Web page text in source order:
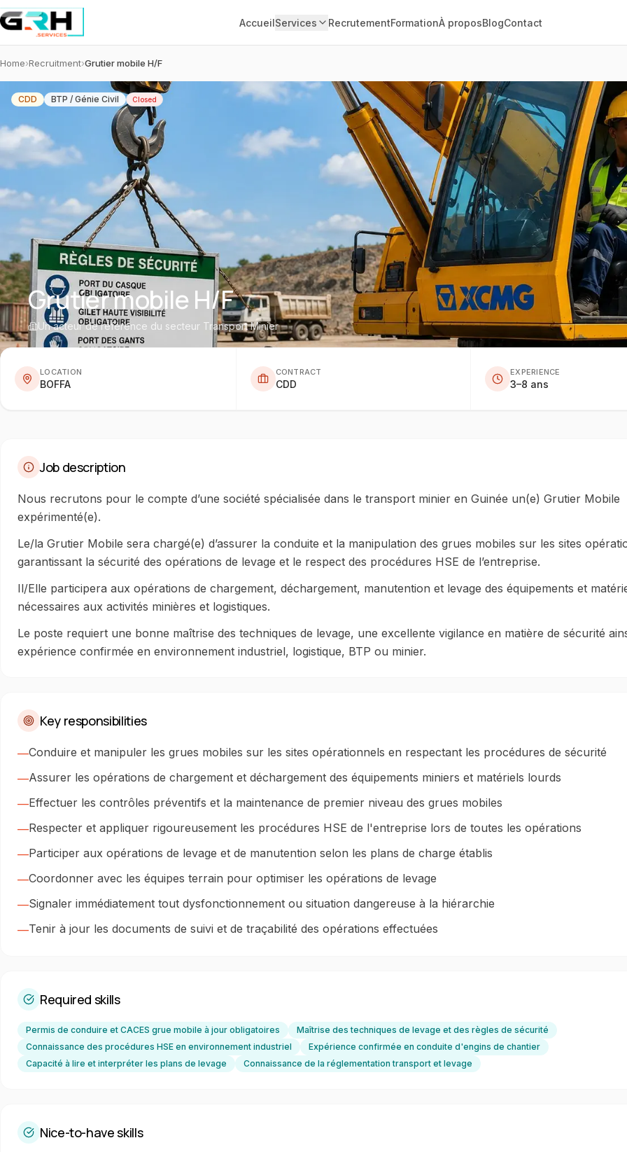
Aller au contenu principal
AccueilServices RecrutementFormationÀ proposBlogContact
Home›Recruitment›Grutier mobile H/F
CDD BTP / Génie Civil Closed
Grutier mobile H/F
Un acteur de référence du secteur Transport Minier
LOCATION
BOFFA
CONTRACT
CDD
EXPERIENCE
3–8 ans
Job description
Nous recrutons pour le compte d’une société spécialisée dans le transport minier en Guinée un(e) Grutier Mobile
expérimenté(e).
Le/la Grutier Mobile sera chargé(e) d’assurer la conduite et la manipulation des grues mobiles sur les sites
garantissant la sécurité des opérations de levage et le respect des procédures HSE de l’entreprise.
Il/Elle participera aux opérations de chargement, déchargement, manutention et levage des équipements et
nécessaires aux activités minières et logistiques.
Le poste requiert une bonne maîtrise des techniques de levage, une excellente vigilance en matière de sécurité
expérience confirmée en environnement industriel, logistique, BTP ou minier.
Key responsibilities
—Conduire et manipuler les grues mobiles sur les sites opérationnels en respectant les procédures de sécurité
—Assurer les opérations de chargement et déchargement des équipements miniers et matériels lourds
—Effectuer les contrôles préventifs et la maintenance de premier niveau des grues mobiles
—Respecter et appliquer rigoureusement les procédures HSE de l'entreprise lors de toutes les opérations
—Participer aux opérations de levage et de manutention selon les plans de charge établis
—Coordonner avec les équipes terrain pour optimiser les opérations de levage
—Signaler immédiatement tout dysfonctionnement ou situation dangereuse à la hiérarchie
—Tenir à jour les documents de suivi et de traçabilité des opérations effectuées
Required skills
Permis de conduire et CACES grue mobile à jour obligatoires
Maîtrise des techniques de levage et des règles de sécurité
Connaissance des procédures HSE en environnement industriel
Expérience confirmée en conduite d'engins de chantier
Capacité à lire et interpréter les plans de levage
Connaissance de la réglementation transport et levage
Nice-to-have skills